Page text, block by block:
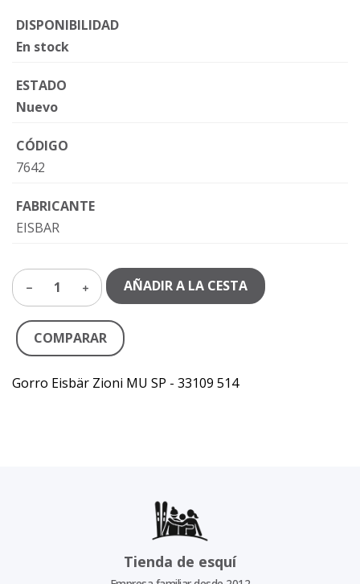
DISPONIBILIDAD
En stock
ESTADO
Nuevo
CÓDIGO
7642
FABRICANTE
EISBAR
1 AÑADIR A LA CESTA
COMPARAR
Gorro Eisbär Zioni MU SP - 33109 514
Tienda de esquí